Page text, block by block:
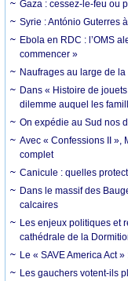
Gaza : cessez-le-feu ou
Syrie : António Guterres
Ebola en RDC : l’OMS
commencer »
Naufrages au large de
Dans « Histoire de
dilemme auquel les
On expédie au Sud nos
Avec « Confessions II »,
complet
Canicule : quelles
Dans le massif des
calcaires
Les enjeux politiques et
cathédrale de la
Le « SAVE America Act
Les gauchers votent-ils